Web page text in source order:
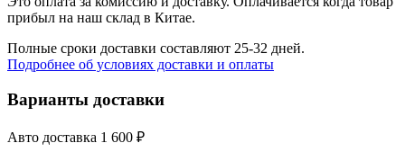
прибыл на наш склад в Китае.
Полные сроки доставки составляют 25-32 дней.
Подробнее об условиях доставки и оплаты
Варианты доставки
Авто доставка 1 600 ₽